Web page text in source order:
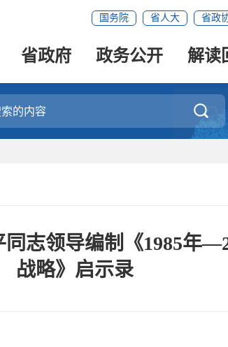
国务院 省人大 省政
省政府 政务公开 解读

志领导编制《1985年
战略》启示录